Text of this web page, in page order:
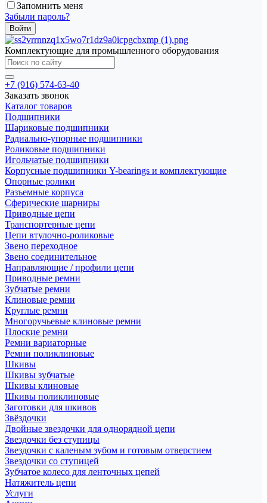
Запомнить меня
Забыли пароль?
Комплектующие для промышленного оборудования
+7 (916) 574-63-40
Заказать звонок
Каталог товаров
Подшипники
Шариковые подшипники
Радиально-упорные подшипники
Роликовые подшипники
Игольчатые подшипники
Корпусные подшипники Y-bearings и комплектующие
Опорные ролики
Разъемные корпуса
Сферические шарниры
Приводные цепи
Транспортерные цепи
Цепи втулочно-роликовые
Звено переходное
Звено соединительное
Направляющие / профили цепи
Приводные ремни
Зубчатые ремни
Клиновые ремни
Круглые ремни
Многоручьевые клиновые ремни
Плоские ремни
Ремни вариаторные
Ремни поликлиновые
Шкивы
Шкивы зубчатые
Шкивы клиновые
Шкивы поликлиновые
Заготовки для шкивов
Звёздочки
Двойные звездочки для однорядной цепи
Звездочки без ступицы
Звездочки с каленым зубом и готовым отверстием
Звездочки со ступицей
Зубчатое колесо для ленточных цепей
Натяжитель цепи
Услуги